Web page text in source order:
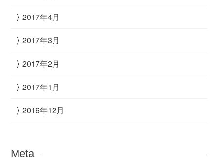
2017年4月
2017年3月
2017年2月
2017年1月
2016年12月
Meta